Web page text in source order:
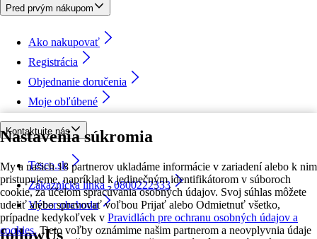
Nastavenia súkromia
My a našich 18 partnerov ukladáme informácie v zariadení alebo k nim
pristupujeme, napríklad k jedinečným identifikátorom v súboroch
cookie, za účelom spracúvania osobných údajov. Svoj súhlas môžete
udeliť alebo spravovať voľbou Prijať alebo Odmietnuť všetko,
prípadne kedykoľvek v Pravidlách pre ochranu osobných údajov a
cookies. Tieto voľby oznámime našim partnerom a neovplyvnia údaje
Pred prvým nákupom
Ako nakupovať
Registrácia
Objednanie doručenia
Moje obľúbené
Kontaktujte nás
Tesco.sk
Zákaznícka linka - 0800222333
Výber obchodu
followUs